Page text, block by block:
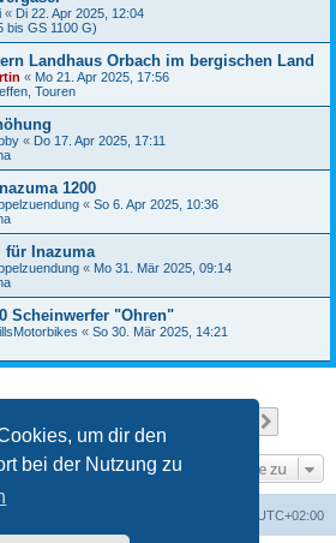
um dir den
bei der Nutzung zu
« Di 22. Apr 2025, 12:04
bis GS 1100 G)
Landhaus Orbach im bergischen Land
« Mo 21. Apr 2025, 17:56
Touren
« Do 17. Apr 2025, 17:11
1200
« So 6. Apr 2025, 10:36
für Inazuma
« Mo 31. Mär 2025, 09:14
Scheinwerfer "Ohren"
« So 30. Mär 2025, 14:21
Gehe zu
UTC+02:00